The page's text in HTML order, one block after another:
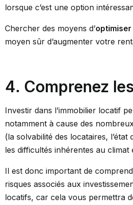
lorsque c’est une option
Chercher des moyens d’
moyen sûr d’augmenter votre
4. Comprenez
Investir dans l’immobilier locatif
notamment à cause des
(la solvabilité des locataires, l’état
les difficultés inhérentes au climat
Il est donc important de
risques associés aux
locatifs, car cela vous permettra